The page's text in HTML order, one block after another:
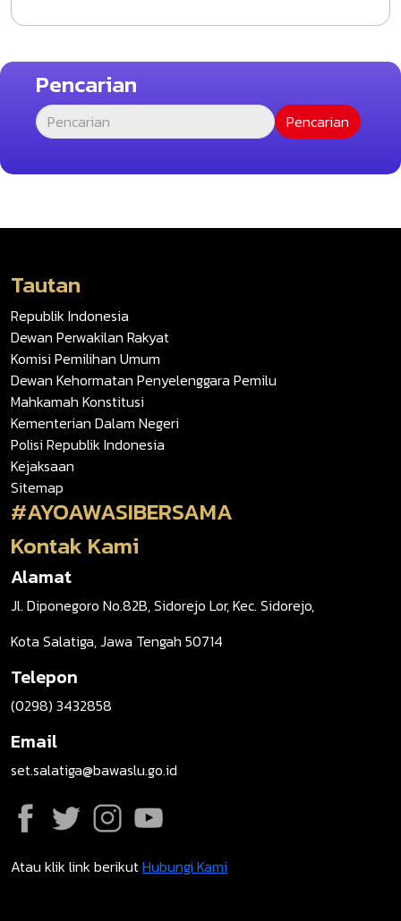
Pencarian
Tautan
Republik Indonesia
Dewan Perwakilan Rakyat
Komisi Pemilihan Umum
Dewan Kehormatan Penyelenggara Pemilu
Mahkamah Konstitusi
Kementerian Dalam Negeri
Polisi Republik Indonesia
Kejaksaan
Sitemap
#AYOAWASIBERSAMA
Kontak Kami
Alamat
Jl. Diponegoro No.82B, Sidorejo Lor, Kec. Sidorejo,
Kota Salatiga, Jawa Tengah 50714
Telepon
(0298) 3432858
Email
set.salatiga@bawaslu.go.id
Atau klik link berikutHubungi Kami